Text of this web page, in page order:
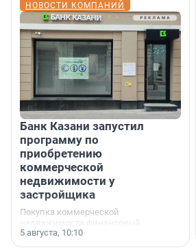
НОВОСТИ КОМПАНИЙ
Банк Казани запустил
программу по
приобретению
коммерческой
недвижимости у
застройщика
Покупка коммерческой
недвижимости финансовый
инструмент, доступный для многих
предпринимателей. Будь то новый
5 августа, 10:10